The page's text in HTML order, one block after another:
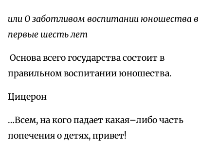
или О заботливом воспитании юношества в
первые шесть лет
Основа всего государства состоит в
правильном воспитании юношества.
Цицерон
…Всем, на кого падает какая–либо часть
попечения о детях, привет!